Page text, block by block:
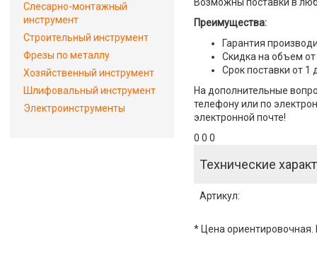
Преимущества:
Гарантия
Скидка на объем от
Срок поставки от 1
На дополнительные
телефону или по
электронной почте!
0 0 0
Технические
Артикул:
* Цена ориентировочная.
Слесарно-монтажный
инструмент
Строительный инструмент
Фрезы по металлу
Хозяйственный инструмент
Шлифовальный инструмент
Электроинструменты